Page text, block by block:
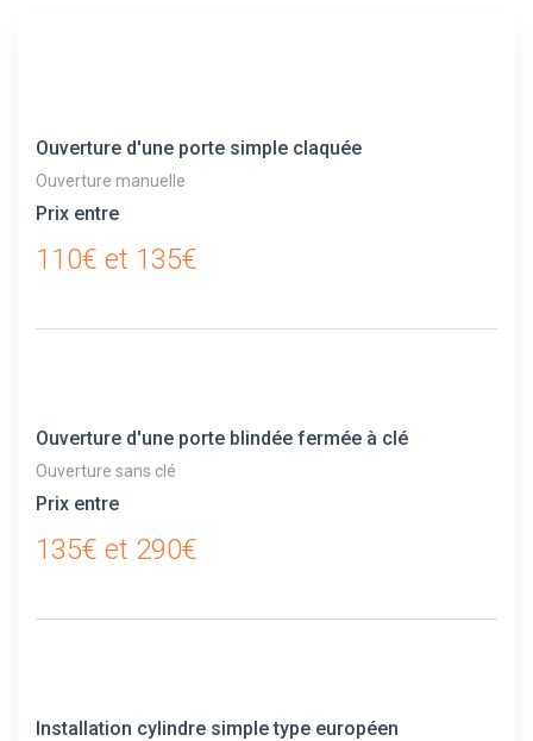
Ouverture d'une porte simple claquée
Ouverture manuelle
Prix entre
110€ et 135€
Ouverture d'une porte blindée fermée à clé
Ouverture sans clé
Prix entre
135€ et 290€
Installation cylindre simple type européen